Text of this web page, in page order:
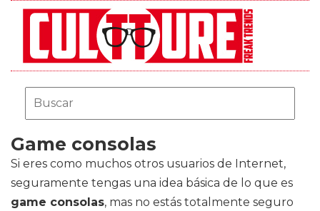
Game consolas
Si eres como muchos otros usuarios de Internet,
seguramente tengas una idea básica de lo que es
game consolas, mas no estás totalmente seguro